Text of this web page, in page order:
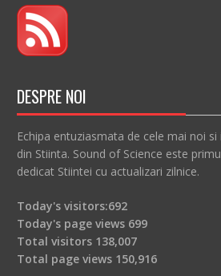
DESPRE NOI
Echipa entuziasmata de cele mai noi
din Stiinta. Sound of Science este
dedicat Stiintei cu actualizari zilnice.
Today's visitors:692
Today's page views 699
Total visitors 138,007
Total page views 150,916